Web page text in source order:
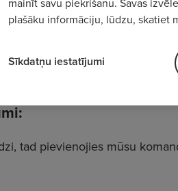
"Elvi"
tad pievienojies mūsu
plašāku informāciju, lūdzu, skatiet
Sīkdatņu iestatījumi